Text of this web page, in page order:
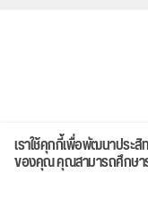
จัดสเปค ค้นหา บท
เราใช้คุกกี้เพื่อพัฒนาประ
ของคุณ คุณสามารถศึกษา